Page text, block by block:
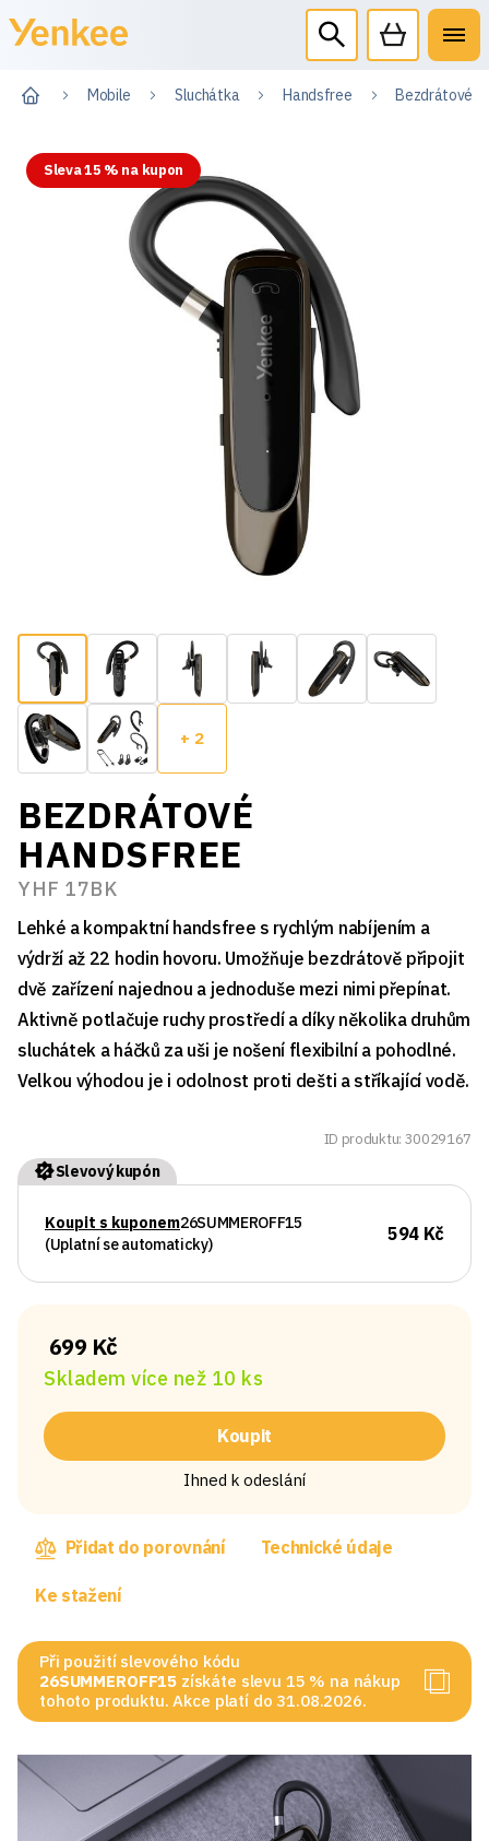
Mobile Sluchátka Handsfree Bezdrátové
Sleva 15 % na kupon
+ 2
BEZDRÁTOVÉ
HANDSFREE
YHF 17BK
Lehké a kompaktní handsfree s rychlým nabíjením a
výdrží až 22 hodin hovoru. Umožňuje bezdrátově připojit
dvě zařízení najednou a jednoduše mezi nimi přepínat.
Aktivně potlačuje ruchy prostředí a díky několika druhům
sluchátek a háčků za uši je nošení flexibilní a pohodlné.
Velkou výhodou je i odolnost proti dešti a stříkající vodě.
ID produktu: 30029167
Slevový kupón
Koupit s kuponem26SUMMEROFF15
(Uplatní se automaticky)
594 Kč
699 Kč
Skladem více než 10 ks
Koupit
Ihned k odeslání
Přidat do porovnání Technické údaje
Ke stažení
Při použití slevového kódu
26SUMMEROFF15 získáte slevu 15 % na nákup
tohoto produktu. Akce platí do 31.08.2026.